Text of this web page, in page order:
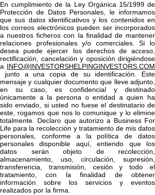
En cumplimiento de la Ley Orgánica 15/1999 de
Protección de Datos Personales, le informamos
que sus datos identificativos y los contenidos en
los correos electrónicos pueden ser incorporados
a nuestros ficheros con la finalidad de mantener
relaciones profesionales y/o comerciales. Si lo
desea puede ejercer los derechos de acceso,
rectificación, cancelación y oposición dirigiéndose
a INFO@INVESTORSHELPINGINVESTORS.COM
junto a una copia de su identificación. Este
mensaje y cualquier documento que lleve adjunto,
en su caso, es confidencial y destinado
únicamente a la persona o entidad a quien ha
sido enviado, si usted no fuese el destinatario de
este, rogamos que nos lo comunique y lo elimine
totalmente. Declaro que autorizo a Business For
Life para la recolección y tratamiento de mis datos
personales, conforme a la política de datos
personales disponible aquí, entiendo que los
datos serán objeto de recolección,
almacenamiento, uso, circulación, supresión,
transferencia, transmisión, cesión y todo el
tratamiento, con la finalidad de obtener
información sobre los servicios y eventos
realizados por la firma.